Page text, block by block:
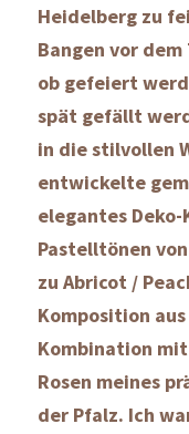
Heidelberg zu
Bangen vor
ob gefeiert
spät gefällt
in die stilvollen
entwickelte
elegantes
Pastelltönen
zu Abricot /
Komposition
Kombination
Rosen meines
der Pfalz. Ich